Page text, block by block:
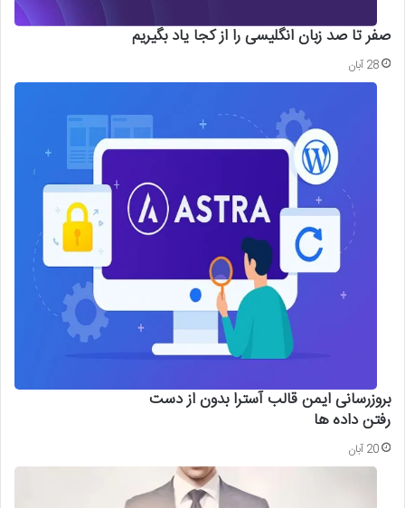
صفر تا صد زبان انگلیسی را از کجا یاد بگیریم
28 آبان
بروزرسانی ایمن قالب آسترا بدون از دست
رفتن داده ها
20 آبان